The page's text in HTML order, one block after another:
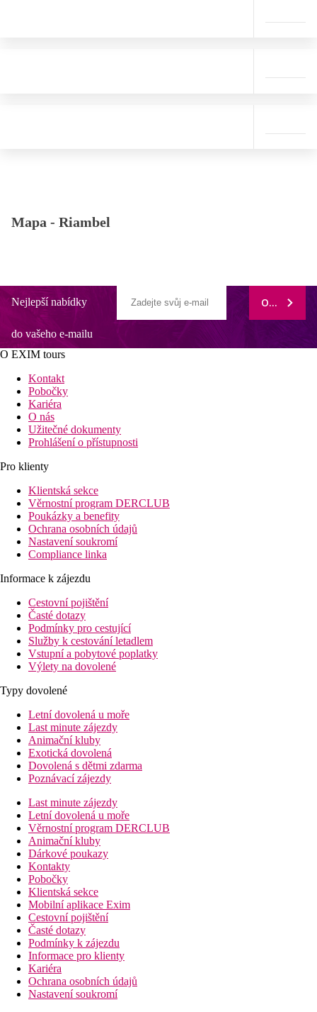
Mapa - Riambel
Nejlepší nabídky
do vašeho e-mailu
ODEBÍRAT
O EXIM tours
Kontakt
Pobočky
Kariéra
O nás
Užitečné dokumenty
Prohlášení o přístupnosti
Pro klienty
Klientská sekce
Věrnostní program DERCLUB
Poukázky a benefity
Ochrana osobních údajů
Nastavení soukromí
Compliance linka
Informace k zájezdu
Cestovní pojištění
Časté dotazy
Podmínky pro cestující
Služby k cestování letadlem
Vstupní a pobytové poplatky
Výlety na dovolené
Typy dovolené
Letní dovolená u moře
Last minute zájezdy
Animační kluby
Exotická dovolená
Dovolená s dětmi zdarma
Poznávací zájezdy
Last minute zájezdy
Letní dovolená u moře
Věrnostní program DERCLUB
Animační kluby
Dárkové poukazy
Kontakty
Pobočky
Klientská sekce
Mobilní aplikace Exim
Cestovní pojištění
Časté dotazy
Podmínky k zájezdu
Informace pro klienty
Kariéra
Ochrana osobních údajů
Nastavení soukromí